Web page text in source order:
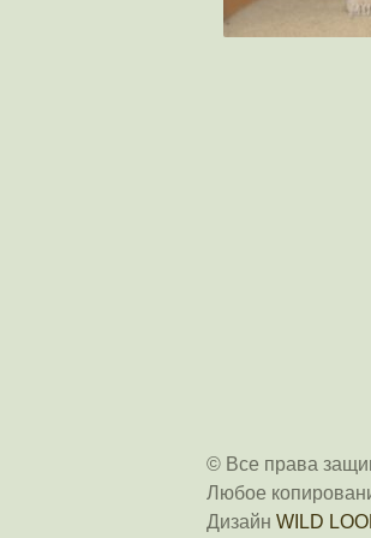
© Все права
Любое
Дизайн WILD